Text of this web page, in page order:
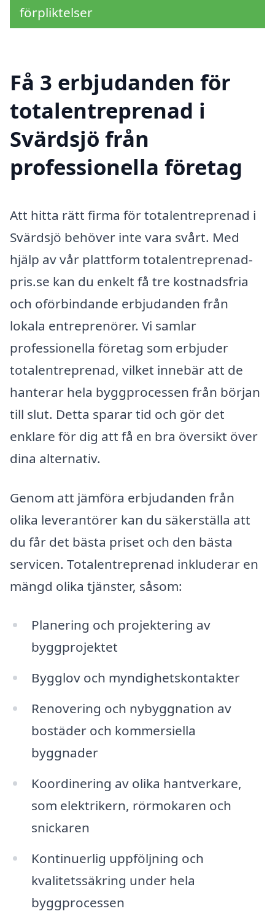
förpliktelser
Få 3 erbjudanden för
totalentreprenad i
Svärdsjö från
professionella företag
Att hitta rätt firma för totalentreprenad i
Svärdsjö behöver inte vara svårt. Med
hjälp av vår plattform totalentreprenad-
pris.se kan du enkelt få tre kostnadsfria
och oförbindande erbjudanden från
lokala entreprenörer. Vi samlar
professionella företag som erbjuder
totalentreprenad, vilket innebär att de
hanterar hela byggprocessen från början
till slut. Detta sparar tid och gör det
enklare för dig att få en bra översikt över
dina alternativ.
Genom att jämföra erbjudanden från
olika leverantörer kan du säkerställa att
du får det bästa priset och den bästa
servicen. Totalentreprenad inkluderar en
mängd olika tjänster, såsom:
Planering och projektering av
byggprojektet
Bygglov och myndighetskontakter
Renovering och nybyggnation av
bostäder och kommersiella
byggnader
Koordinering av olika hantverkare,
som elektrikern, rörmokaren och
snickaren
Kontinuerlig uppföljning och
kvalitetssäkring under hela
byggprocessen